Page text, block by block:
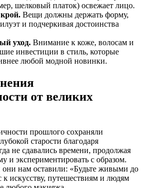
шелковый платок) освежает лицо.
Вещи должны держать форму,
и подчеркивая достоинства
уход. Внимание к коже, волосам и
инвестиции в стиль, которые
любой модной новинки.
от великих
прошлого сохраняли
старости благодаря
не сдавались времени, продолжая
и экспериментировать с образом.
нам оставили: «Будьте живыми до
к искусству, путешествиям и людям